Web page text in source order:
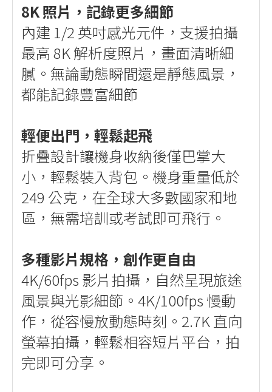
8K 照片，記錄更多細節
內建 1/2 英吋感光元件，支援拍攝
最高 8K 解析度照片，畫面清晰細
膩。無論動態瞬間還是靜態風景，
都能記錄豐富細節
輕便出門，輕鬆起飛
折疊設計讓機身收納後僅巴掌大
小，輕鬆裝入背包。機身重量低於
249 公克，在全球大多數國家和地
區，無需培訓或考試即可飛行。
多種影片規格，創作更自由
4K/60fps 影片拍攝，自然呈現旅途
風景與光影細節。4K/100fps 慢動
作，從容慢放動態時刻。2.7K 直向
螢幕拍攝，輕鬆相容短片平台，拍
完即可分享。